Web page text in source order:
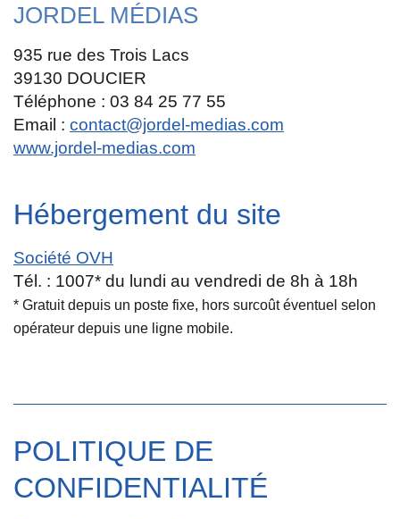
JORDEL MÉDIAS
935 rue des Trois Lacs
39130 DOUCIER
Téléphone : 03 84 25 77 55
Email : contact@jordel-medias.com
www.jordel-medias.com
Hébergement du site
Société OVH
Tél. : 1007* du lundi au vendredi de 8h à 18h
* Gratuit depuis un poste fixe, hors surcoût éventuel selon
opérateur depuis une ligne mobile.
POLITIQUE DE
CONFIDENTIALITÉ